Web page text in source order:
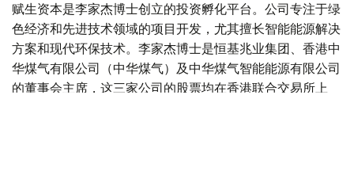
赋生资本是李家杰博士创立的投资孵化平台。公司专注于绿
色经济和先进技术领域的项目开发，尤其擅长智能能源解决
方案和现代环保技术。李家杰博士是恒基兆业集团、香港中
华煤气有限公司（中华煤气）及中华煤气智能能源有限公司
的董事会主席，这三家公司的股票均在香港联合交易所上